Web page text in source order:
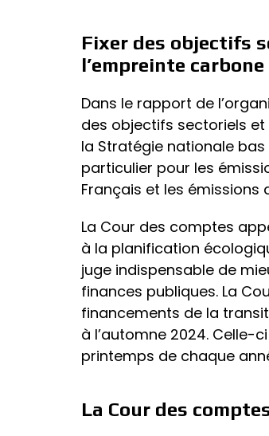
Fixer des objectifs
l’empreinte carbone
Dans le rapport de
des objectifs sectoriels
la Stratégie nationale
particulier pour les
Français et les émissions
La Cour des comptes
à la planification
juge indispensable de
finances publiques. La
financements de la
à l’automne 2024. Celle-
printemps de chaque
La Cour des